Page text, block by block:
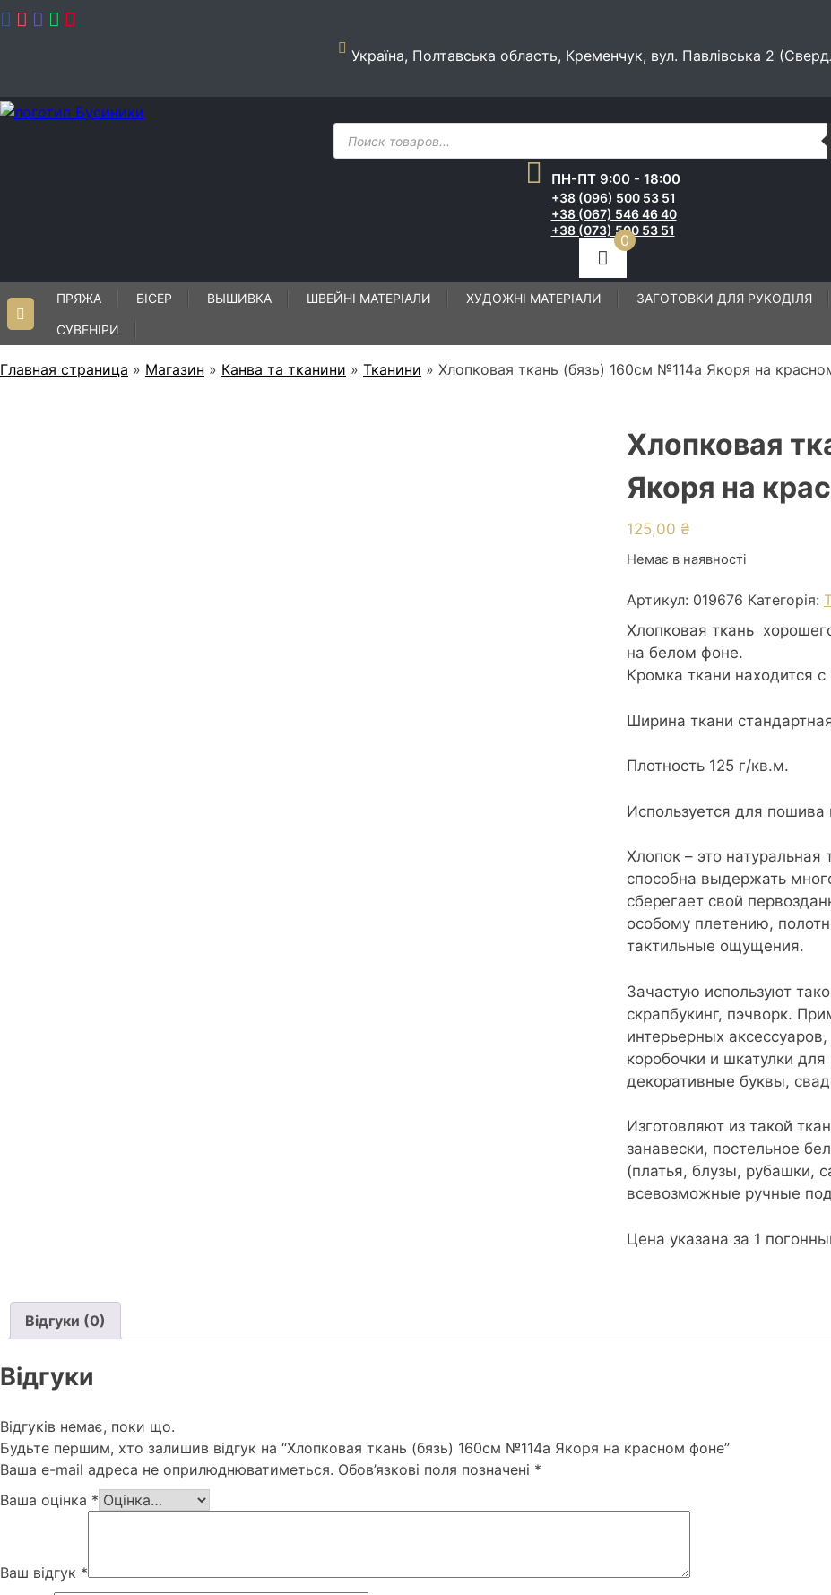
Skip
to
Україна, Полтавська область, Кременчук, вул. Павлівська 2
Пошук
товарів
ПН-ПТ 9:00 - 18:00
+38 (096) 500 53 51
+38 (067) 546 46 40
+38 (073) 500 53 51
0
ПРЯЖА БІСЕР ВЫШИВКА ШВЕЙНІ МАТЕРІАЛИ ХУДОЖНІ МАТЕРІАЛИ ЗАГОТОВКИ ДЛЯ РУКОДІЛЯ
СУВЕНІРИ
Главная страница » Магазин » Канва та тканини » Тканини » Хлопковая ткань (бязь) 160см №114а Якоря на
Хлопковая
Якоря на
125,00 ₴
Немає в наявності
Артикул: 019676 Категорія:
Хлопковая ткань
на белом фоне.
Кромка ткани находится
Ширина ткани
Плотность 125 г/кв.м.
Используется для пошива
Хлопок – это
способна выдержать
сберегает свой
особому плетению,
тактильные ощущения.
Зачастую используют
скрапбукинг, пэчворк.
интерьерных
коробочки и шкатулки
декоративные буквы,
Изготовляют из такой
занавески, постельное
(платья, блузы, рубашки,
всевозможные ручные
Цена указана за 1
Відгуки (0)
Відгуки
Відгуків немає, поки що.
Будьте першим, хто залишив відгук на “Хлопковая ткань (бязь) 160см №114а Якоря на красном фоне”
Ваша e-mail адреса не оприлюднюватиметься. Обов’язкові поля позначені *
Ваша оцінка *
Ваш відгук *